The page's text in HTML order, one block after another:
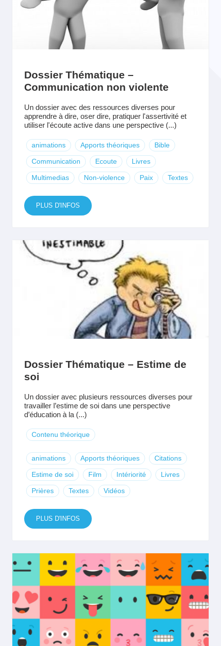
Dossier Thématique –
Communication non violente
Un dossier avec des ressources diverses pour
apprendre à dire, oser dire, pratiquer l'assertivité et
utiliser l'écoute active dans une perspective (...)
animations Apports théoriques Bible
Communication Ecoute Livres
Multimedias Non-violence Paix Textes
PLUS D'INFOS
Dossier Thématique – Estime de
soi
Un dossier avec plusieurs ressources diverses pour
travailler l’estime de soi dans une perspective
d’éducation à la (...)
Contenu théorique
animations Apports théoriques Citations
Estime de soi Film Intériorité Livres
Prières Textes Vidéos
PLUS D'INFOS